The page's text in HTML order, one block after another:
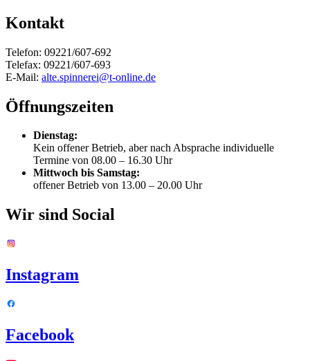
Kontakt
Telefon: 09221/607-692
Telefax: 09221/607-693
E-Mail: alte.spinnerei@t-online.de
Öffnungszeiten
Dienstag:
Kein offener Betrieb, aber nach Absprache individuelle
Termine von 08.00 – 16.30 Uhr
Mittwoch bis Samstag:
offener Betrieb von 13.00 – 20.00 Uhr
Wir sind Social
Instagram
Facebook